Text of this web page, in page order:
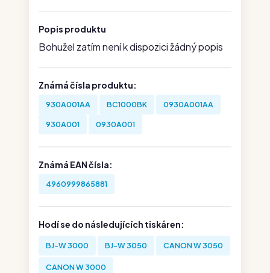
Popis produktu
Bohužel zatím není k dispozici žádný popis
Známá čísla produktu:
930A001AA BC1000BK 0930A001AA
930A001 0930A001
Známá EAN čísla:
4960999865881
Hodí se do následujících tiskáren:
BJ-W 3000 BJ-W 3050 CANON W 3050
CANON W 3000